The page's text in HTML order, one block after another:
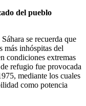
del pueblo
se recuerda que
más inhóspitas del
condiciones extremas
refugio fue provocada
mediante los cuales
como potencia